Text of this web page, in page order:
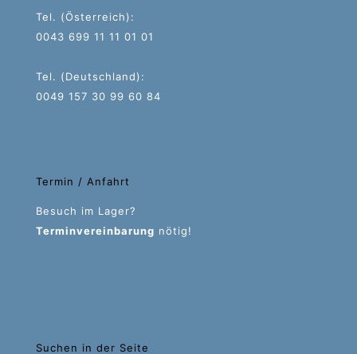
Tel. (Österreich):
0043 699 11 11 01 01
Tel. (Deutschland):
0049 157 30 99 60 84
Termin / Anfahrt
Besuch im Lager?
Terminvereinbarung nötig!
Suchen in der Seite